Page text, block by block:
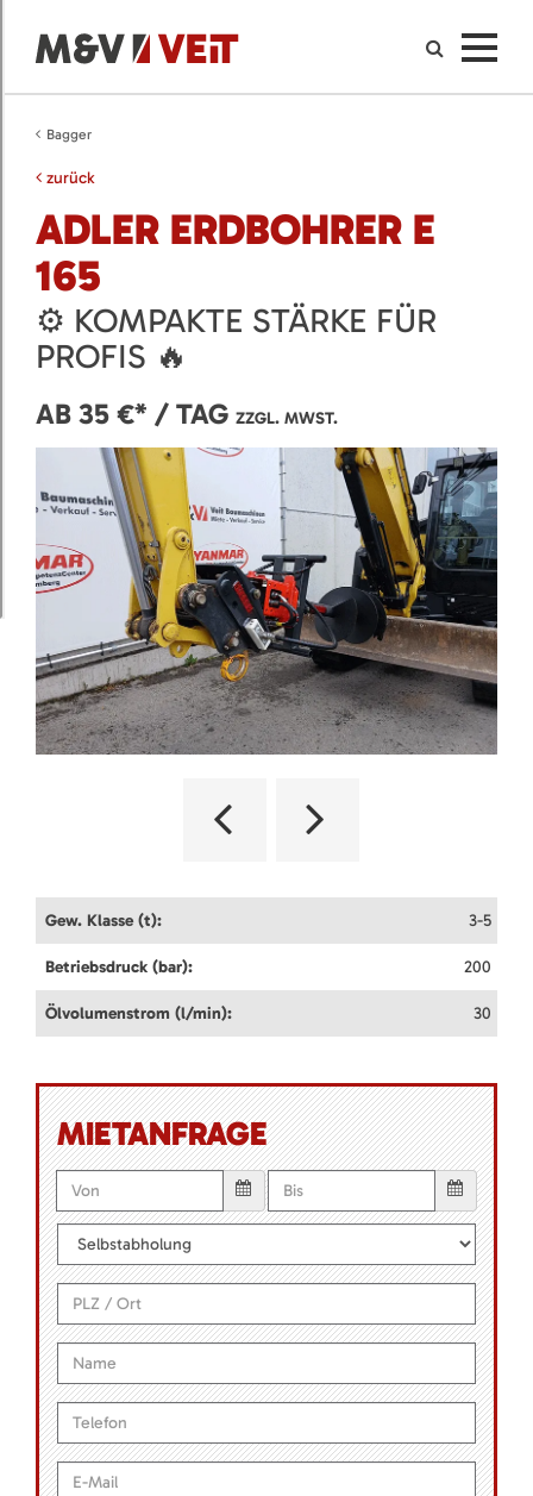
Bagger
zurück
ADLER ERDBOHRER E
165
⚙️ KOMPAKTE STÄRKE FÜR
PROFIS 🔥
AB 35 €* / TAG ZZGL. MWST.
Gew. Klasse (t): 3-5
Betriebsdruck (bar): 200
Ölvolumenstrom (l/min): 30
MIETANFRAGE